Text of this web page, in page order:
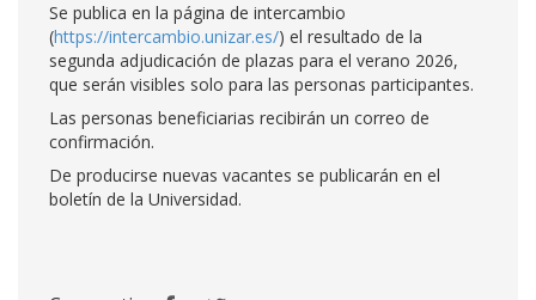
Se publica en la página de intercambio
(https://intercambio.unizar.es/) el resultado de la
segunda adjudicación de plazas para el verano 2026,
que serán visibles solo para las personas participantes.
Las personas beneficiarias recibirán un correo de
confirmación.
De producirse nuevas vacantes se publicarán en el
boletín de la Universidad.